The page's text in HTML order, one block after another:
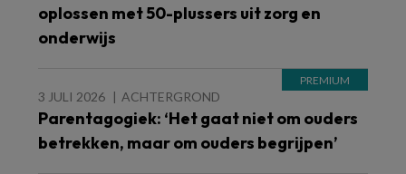
oplossen met 50-plussers uit zorg en
onderwijs
3 JULI 2026 ACHTERGROND
Parentagogiek: ‘Het gaat niet om ouders
betrekken, maar om ouders begrijpen’